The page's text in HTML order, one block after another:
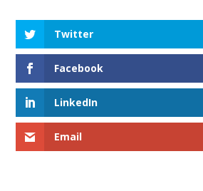
Twitter
Facebook
LinkedIn
Email